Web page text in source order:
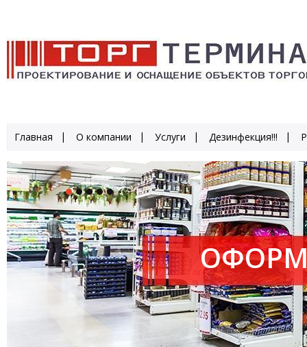
Главная О компании Услуги Дезинфекция!!!